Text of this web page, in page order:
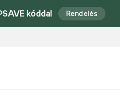
kóddal Rendelés